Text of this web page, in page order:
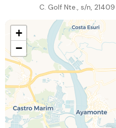
C. Golf Nte., s/n,
+
−